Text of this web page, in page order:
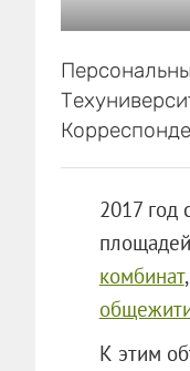
2017 год
комбинат
К этим